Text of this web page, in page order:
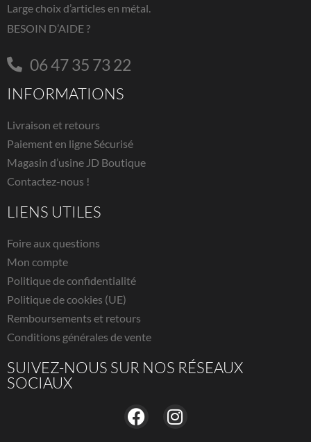
Large choix d’articles en métal.
BESOIN D’AIDE ?
06 47 35 73 22
INFORMATIONS
Livraison et retours
Paiement en ligne Sécurisé
Magasin d’usine JD Boutique
Contactez-nous !
LIENS UTILES
Foire aux questions
Mon compte
Politique de confidentialité
Politique de cookies (UE)
Remboursements et retours
Conditions générales de vente
SUIVEZ-NOUS SUR NOS RÉSEAUX
SOCIAUX